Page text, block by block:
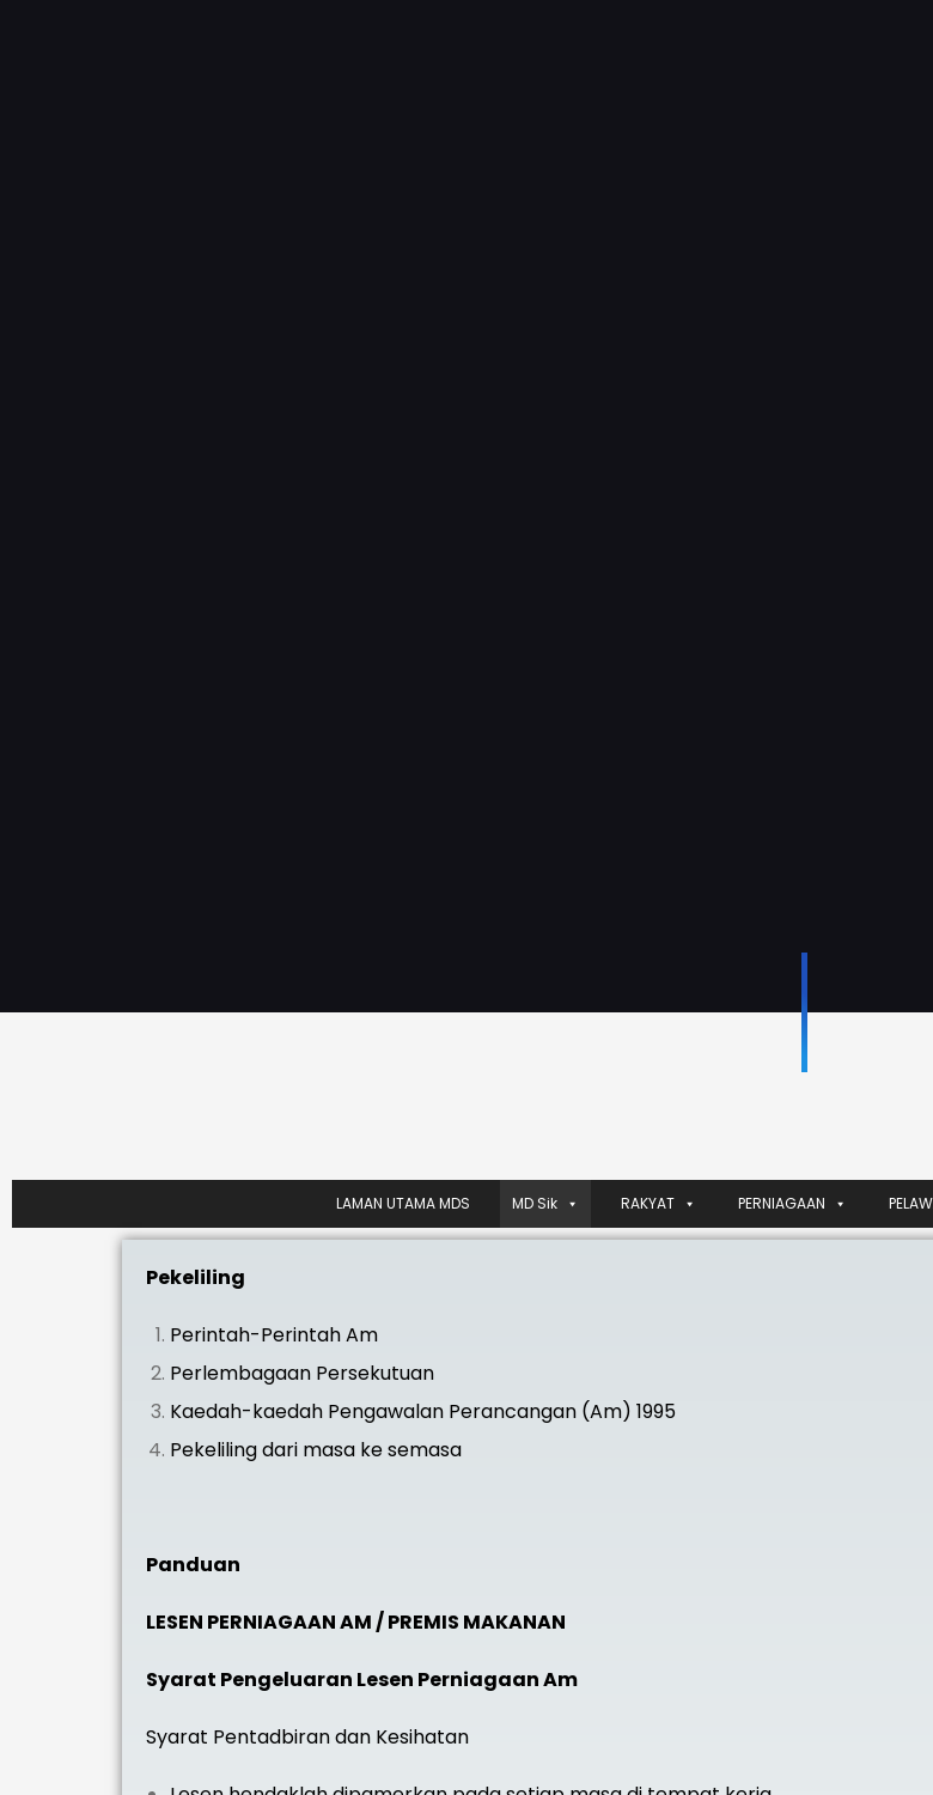
LAMAN UTAMA MDS MD Sik RAKYAT PERNIAGAAN
Pekeliling
Perintah-Perintah Am
Perlembagaan Persekutuan
Kaedah-kaedah Pengawalan Perancangan (Am) 1995
Pekeliling dari masa ke semasa
Panduan
LESEN PERNIAGAAN AM / PREMIS MAKANAN
Syarat Pengeluaran Lesen Perniagaan Am
Syarat Pentadbiran dan Kesihatan